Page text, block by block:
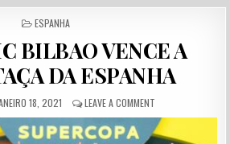
POSTED IN
ESPANHA
BILBAO VENCE A
DA ESPANHA
DATE:
18, 2021 LEAVE A COMMENTON ATHLETIC